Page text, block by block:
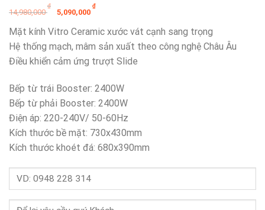
14,980,000
₫
Giá
gốc
là:
14,980,000 ₫.
5,090,000
₫Giá
hiện
tại
là:
5,090,000 ₫.
Mặt kính Vitro Ceramic xước vát cạnh sang trọng
Hệ thống mạch, mâm sản xuất theo công nghệ Châu Âu
Điều khiển cảm ứng trượt Slide
Bếp từ trái Booster: 2400W
Bếp từ phải Booster: 2400W
Điện áp: 220-240V/ 50-60Hz
Kích thước bề mặt: 730x430mm
Kích thước khoét đá: 680x390mm